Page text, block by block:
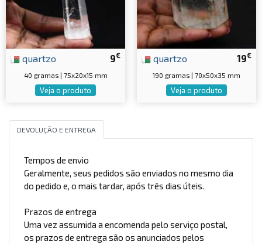
9€
quartzo
40 gramas | 75x20x15 mm
Veja o produto
19€
quartzo
190 gramas | 70x50x35 mm
Veja o produto
DEVOLUÇÃO E ENTREGA
Tempos de envio
Geralmente, seus pedidos são enviados no mesmo dia
do pedido e, o mais tardar, após três dias úteis.
Prazos de entrega
Uma vez assumida a encomenda pelo serviço postal,
os prazos de entrega são os anunciados pelos